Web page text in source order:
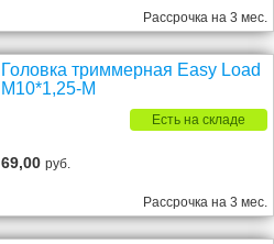
Рассрочка на 3 мес.
Головка триммерная Easy Load
М10*1,25-М
Есть на складе
69,00руб.
Рассрочка на 3 мес.